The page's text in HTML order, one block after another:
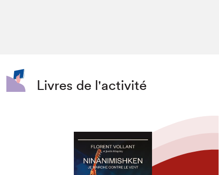
Livres de l'activité